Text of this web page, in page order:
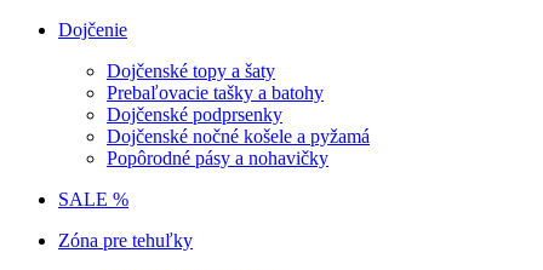
Dojčenie
Dojčenské topy a šaty
Prebaľovacie tašky a batohy
Dojčenské podprsenky
Dojčenské nočné košele a pyžamá
Popôrodné pásy a nohavičky
SALE %
Zóna pre tehuľky